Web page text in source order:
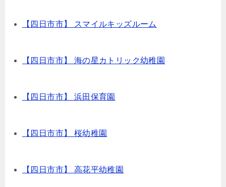
【四日市市】 スマイルキッズルーム
【四日市市】 海の星カトリック幼稚園
【四日市市】 浜田保育園
【四日市市】 桜幼稚園
【四日市市】 高花平幼稚園